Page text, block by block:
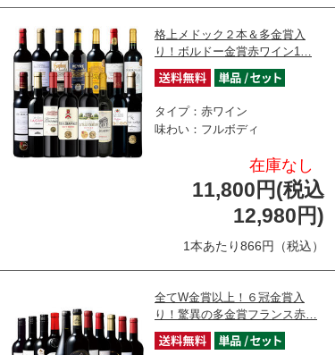
格上メドック２本＆多金賞入
り！ボルドー金賞赤ワイン1…
タイプ：赤ワイン
味わい：フルボディ
在庫なし
11,800円(税込
12,980円)
1本あたり866円（税込）
全てW金賞以上！６冠金賞入
り！驚異の多金賞フランス赤…